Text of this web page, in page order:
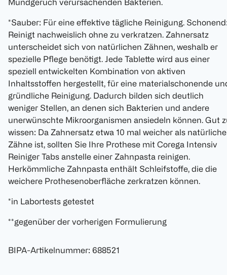
Mundgeruch verursachenden Bakterien.
*Sauber: Für eine effektive tägliche Reinigung.
Reinigt nachweislich ohne zu verkratzen. Zahnersatz
unterscheidet sich von natürlichen Zähnen, weshalb er
spezielle Pflege benötigt. Jede Tablette wird aus einer
speziell entwickelten Kombination von aktiven
Inhaltsstoffen hergestellt, für eine materialschonende
gründliche Reinigung. Dadurch bilden sich deutlich
weniger Stellen, an denen sich Bakterien und andere
unerwünschte Mikroorganismen ansiedeln können. Gut
wissen: Da Zahnersatz etwa 10 mal weicher als natürliche
Zähne ist, sollten Sie Ihre Prothese mit Corega Intensiv
Reiniger Tabs anstelle einer Zahnpasta reinigen.
Herkömmliche Zahnpasta enthält Schleifstoffe, die die
weichere Prothesenoberfläche zerkratzen können.
*in Labortests getestet
**gegenüber der vorherigen Formulierung
BIPA-Artikelnummer: 688521